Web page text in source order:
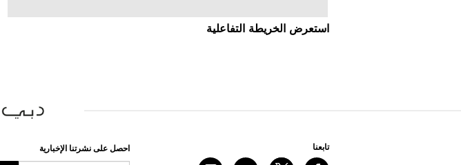
اﺳﺘﻌﺮﺽ اﻟﺨﺮﻳﻄﺔ اﻟﺘﻔﺎﻋﻠﻴﺔ
ﺗﺎﺑﻌﻨﺎ اﺣﺼﻞ ﻋﻠﻰ ﻧﺸﺮﺗﻨﺎ اﻹﺧﺒﺎﺭﻳﺔ